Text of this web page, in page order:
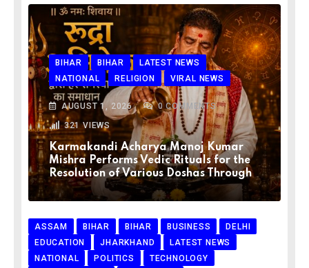
BIHAR BIHAR
LATEST NEWS
NATIONAL
RELIGION VIRAL NEWS
AUGUST 1, 2026 0COMMENTS
321VIEWS
Karmakandi Acharya Manoj Kumar
Mishra Performs Vedic Rituals for the
Resolution of Various Doshas Through
ASSAM BIHAR BIHAR BUSINESS
DELHI
EDUCATION
JHARKHAND
LATEST NEWS
NATIONAL
POLITICS
TECHNOLOGY